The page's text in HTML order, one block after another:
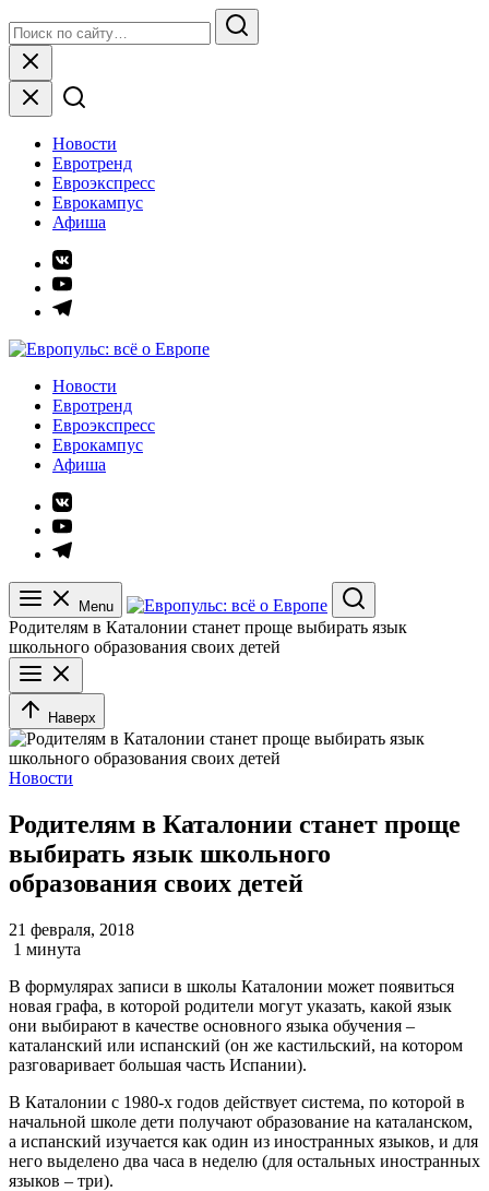
to
content
for:
Search
Close
Новости
Евротренд
Евроэкспресс
Еврокампус
Афиша
Элемент
меню
Элемент
меню
Элемент
Европульс: всё о Европе
Новости
Евротренд
Евроэкспресс
Еврокампус
Афиша
Элемент
меню
Элемент
меню
Элемент
Menu
Search
Родителям в Каталонии станет проще выбирать язык
школьного образования своих детей
Наверх
Новости
Родителям в Каталонии станет проще
выбирать язык школьного
образования своих детей
21 февраля, 2018
1 минута
В формулярах записи в школы Каталонии может появиться
новая графа, в которой родители могут указать, какой язык
они выбирают в качестве основного языка обучения –
каталанский или испанский (он же кастильский, на котором
разговаривает большая часть Испании).
В Каталонии с 1980-х годов действует система, по которой в
начальной школе дети получают образование на каталанском,
а испанский изучается как один из иностранных языков, и для
него выделено два часа в неделю (для остальных иностранных
языков – три).